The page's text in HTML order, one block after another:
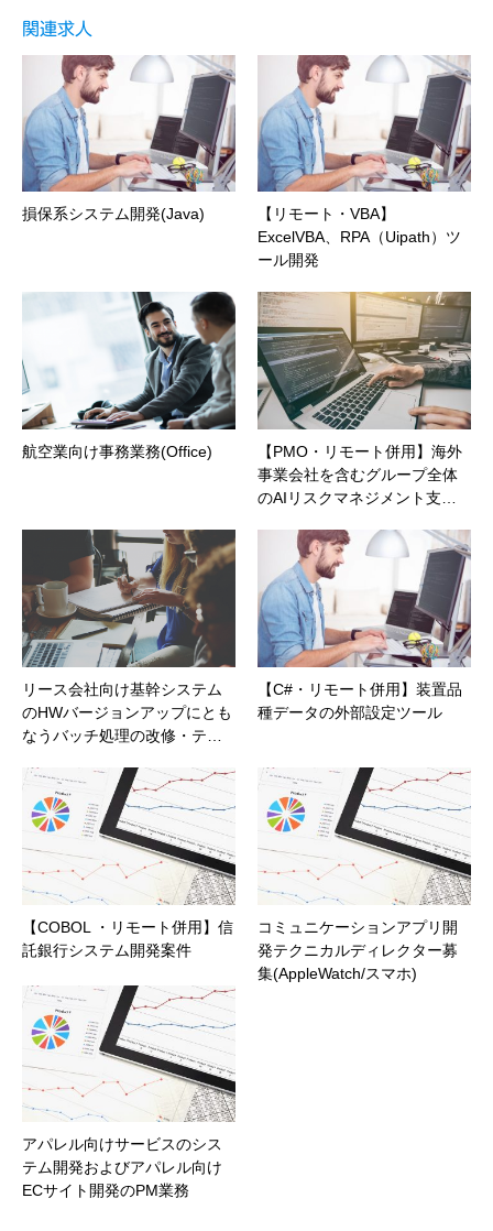
関連求人
損保系システム開発(Java)
【リモート・VBA】
ExcelVBA、RPA（Uipath）ツ
ール開発
航空業向け事務業務(Office)
【PMO・リモート併用】海外
事業会社を含むグループ全体
のAIリスクマネジメント支…
リース会社向け基幹システム
のHWバージョンアップにとも
なうバッチ処理の改修・テ…
【C#・リモート併用】装置品
種データの外部設定ツール
【COBOL ・リモート併用】信
託銀行システム開発案件
コミュニケーションアプリ開
発テクニカルディレクター募
集(AppleWatch/スマホ)
アパレル向けサービスのシス
テム開発およびアパレル向け
ECサイト開発のPM業務